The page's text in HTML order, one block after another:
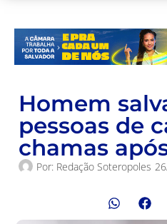
Homem
pessoas de
chamas
Por: Redação Soteropoles